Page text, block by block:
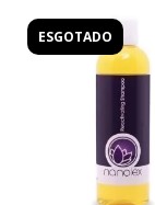
ESGOTADO